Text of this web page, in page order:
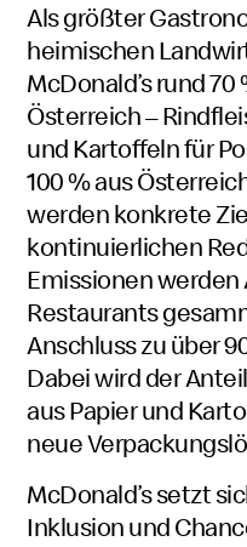
Als größter
heimischen
McDonald’s rund
Österreich –
und Kartoffeln für
100 % aus
werden konkrete
kontinuierlichen
Emissionen werden
Restaurants
Anschluss zu über
Dabei wird der
aus Papier und
neue
McDonald’s setzt
Inklusion und